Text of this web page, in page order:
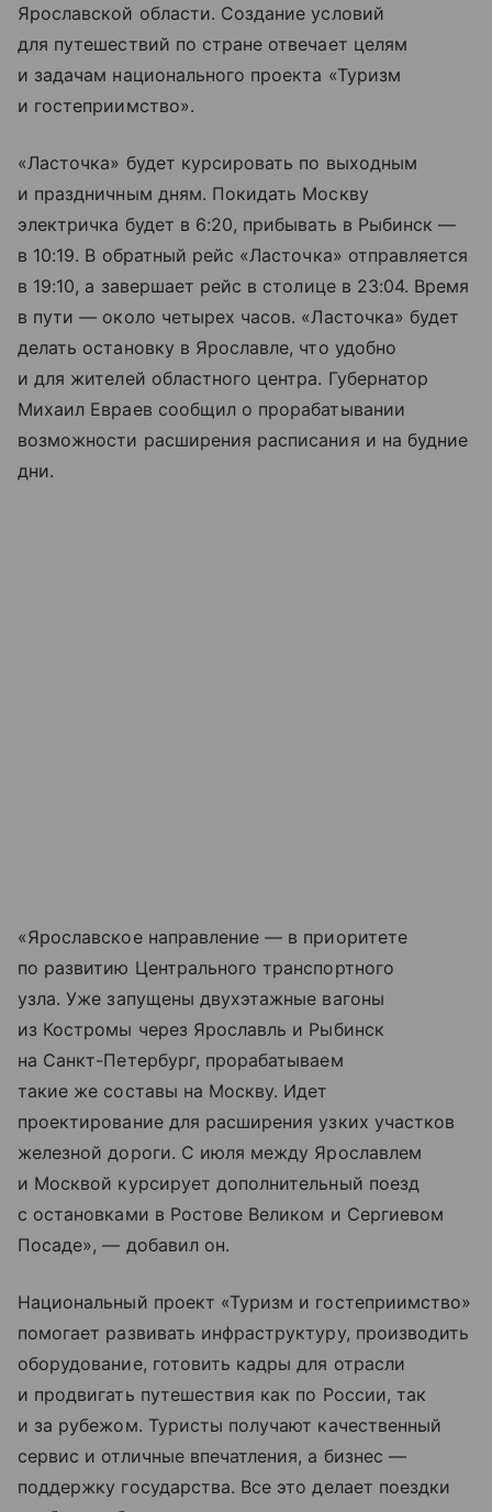
Ярославской области. Создание условий
для путешествий по стране отвечает целям
и задачам национального проекта «Туризм
и гостеприимство».
«Ласточка» будет курсировать по выходным
и праздничным дням. Покидать Москву
электричка будет в 6:20, прибывать в Рыбинск —
в 10:19. В обратный рейс «Ласточка» отправляется
в 19:10, а завершает рейс в столице в 23:04. Время
в пути — около четырех часов. «Ласточка» будет
делать остановку в Ярославле, что удобно
и для жителей областного центра. Губернатор
Михаил Евраев сообщил о прорабатывании
возможности расширения расписания и на будние
дни.
«Ярославское направление — в приоритете
по развитию Центрального транспортного
узла. Уже запущены двухэтажные вагоны
из Костромы через Ярославль и Рыбинск
на Санкт-Петербург, прорабатываем
такие же составы на Москву. Идет
проектирование для расширения узких участков
железной дороги. С июля между Ярославлем
и Москвой курсирует дополнительный поезд
с остановками в Ростове Великом и Сергиевом
Посаде», — добавил он.
Национальный проект «Туризм и гостеприимство»
помогает развивать инфраструктуру, производить
оборудование, готовить кадры для отрасли
и продвигать путешествия как по России, так
и за рубежом. Туристы получают качественный
сервис и отличные впечатления, а бизнес —
поддержку государства. Все это делает поездки